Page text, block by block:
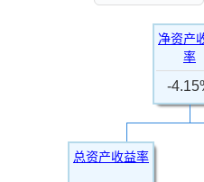
净资产
率
-
总资产收益率